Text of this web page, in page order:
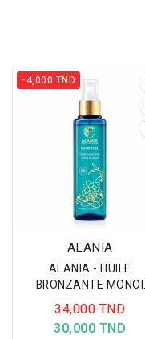
-4,000 TND
ALANIA
ALANIA - HUILE
BRONZANTE MONOI
150ML
34,000 TND
30,000 TND